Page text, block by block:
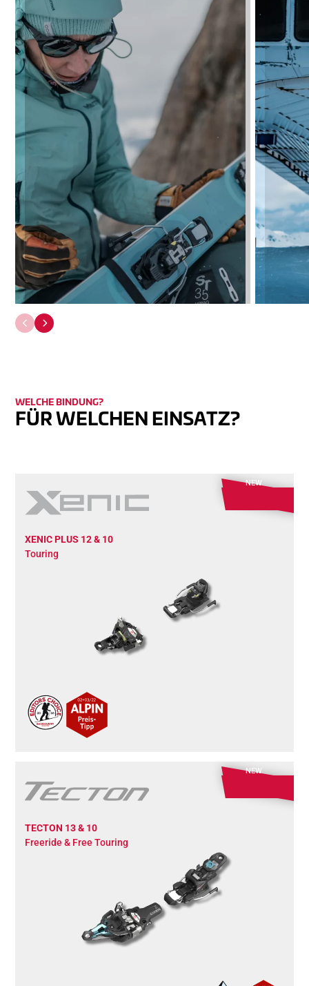
WELCHE BINDUNG?
FÜR WELCHEN EINSATZ?
NEW
XENIC PLUS 12 & 10
Touring
NEW
TECTON 13 & 10
Freeride & Free Touring